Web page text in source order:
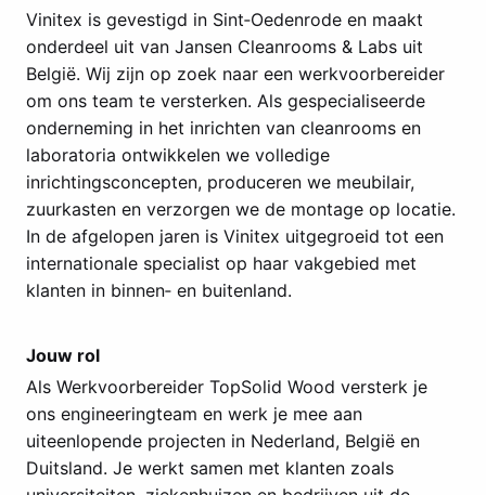
Vinitex is gevestigd in Sint‑Oedenrode en maakt
onderdeel uit van Jansen Cleanrooms & Labs uit
België. Wij zijn op zoek naar een werkvoorbereider
om ons team te versterken. Als gespecialiseerde
onderneming in het inrichten van cleanrooms en
laboratoria ontwikkelen we volledige
inrichtingsconcepten, produceren we meubilair,
zuurkasten en verzorgen we de montage op locatie.
In de afgelopen jaren is Vinitex uitgegroeid tot een
internationale specialist op haar vakgebied met
klanten in binnen‑ en buitenland.
Jouw rol
Als Werkvoorbereider TopSolid Wood versterk je
ons engineeringteam en werk je mee aan
uiteenlopende projecten in Nederland, België en
Duitsland. Je werkt samen met klanten zoals